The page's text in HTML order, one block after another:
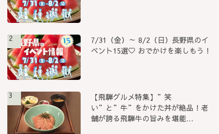
2
7/31（金）～ 8/2（日）長野県のイ
ベント15選♡ おでかけを楽しもう！
3
【飛騨グルメ特集】”笑
い”と”牛”をかけた丼が絶品！老
舗が誇る飛騨牛の旨みを堪能...